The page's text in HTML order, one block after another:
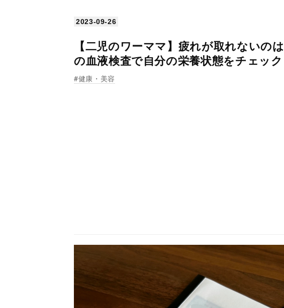
2023-09-26
【二児のワーママ】疲れが取れないの
の血液検査で自分の栄養状態をチェック
健康・美容